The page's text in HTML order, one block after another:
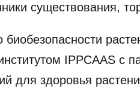
существования,
IPPCAAS с
для здоровья